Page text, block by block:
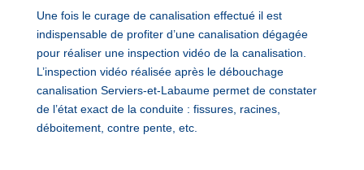
Une fois le curage de canalisation effectué il est
indispensable de profiter d’une canalisation dégagée
pour réaliser une inspection vidéo de la canalisation.
L’inspection vidéo réalisée après le débouchage
canalisation Serviers-et-Labaume permet de constater
de l’état exact de la conduite : fissures, racines,
déboitement, contre pente, etc.